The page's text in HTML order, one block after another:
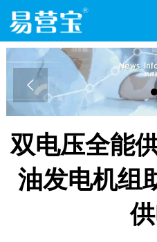

双电压全能
油发电机组